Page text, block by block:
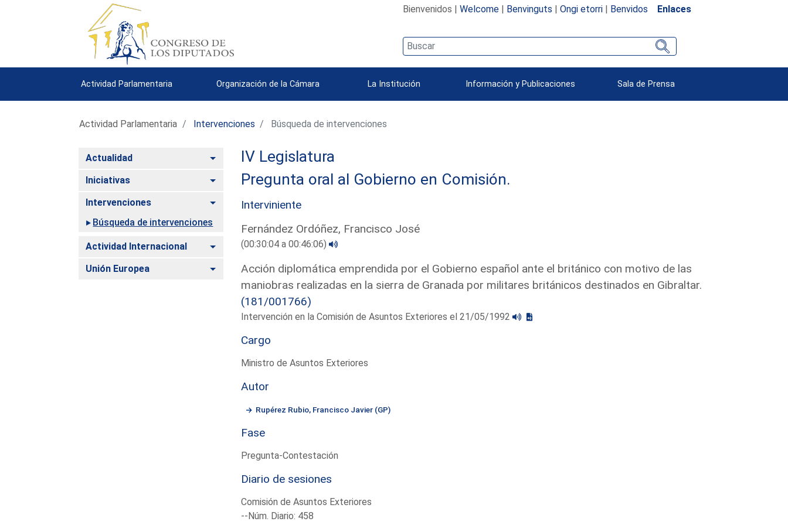
Bienvenidos | Welcome| Benvinguts | Ongi etorri| Benvidos Enlaces
Actividad Parlamentaria Organización de la Cámara La Institución Información y Publicaciones Sala de Prensa
Actividad Parlamentaria Intervenciones Búsqueda de intervenciones
Actualidad Alternar
Iniciativas Alternar
Intervenciones
Alternar
Búsqueda de intervenciones
Actividad Internacional Alternar
Unión Europea Alternar
IV Legislatura
Pregunta oral al Gobierno en Comisión.
Interviniente
Fernández Ordóñez, Francisco José
(00:30:04 a 00:46:06)
Acción diplomática emprendida por el Gobierno español ante el británico con motivo de las
maniobras realizadas en la sierra de Granada por militares británicos destinados en Gibraltar.
(181/001766)
Intervención en la Comisión de Asuntos Exteriores el 21/05/1992
Cargo
Ministro de Asuntos Exteriores
Autor
Rupérez Rubio, Francisco Javier (GP)
Fase
Pregunta-Contestación
Diario de sesiones
Comisión de Asuntos Exteriores
--Núm. Diario: 458